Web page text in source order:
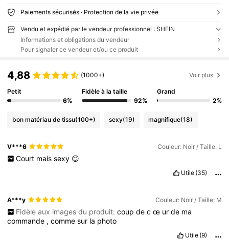
Paiements sécurisés · Protection de la vie privée
Vendu et expédié par le vendeur professionnel : SHEIN
Informations et obligations du vendeur
Pour signaler ce vendeur et/ou ce produit
4,88 (1000+) Voir plus
Petit
6%
Fidèle à la taille
92%
Grand
2%
bon matériau de tissu(100+) sexy(19) magnifique(18)
V***6 Couleur: Noir / Taille: L
Court mais sexy 😊
Utile (35)
A***y Couleur: Noir / Taille: M
Fidèle aux images du produit: coup de c œ ur de ma
commande ,commesur la photo
Utile (9)